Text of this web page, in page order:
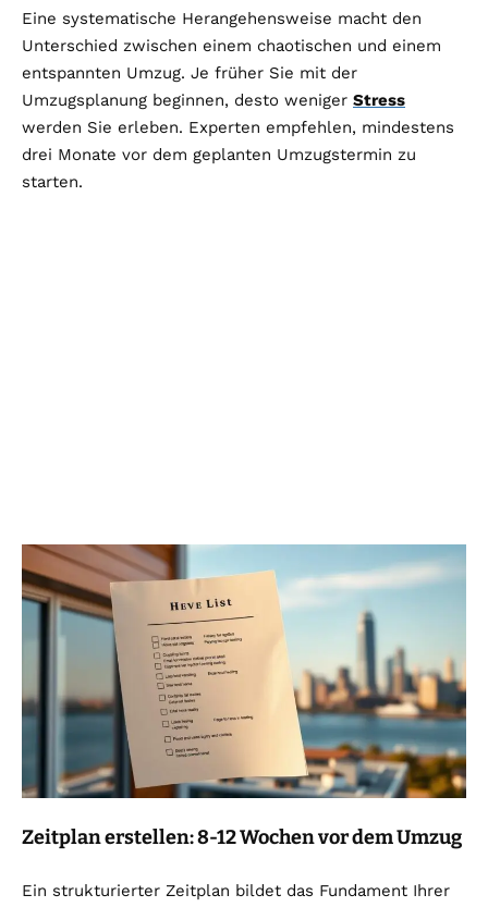
Eine systematische Herangehensweise macht den
Unterschied zwischen einem chaotischen und einem
entspannten Umzug. Je früher Sie mit der
Umzugsplanung beginnen, desto weniger Stress
werden Sie erleben. Experten empfehlen, mindestens
drei Monate vor dem geplanten Umzugstermin zu
starten.
Zeitplan erstellen: 8-12 Wochen vor dem Umzug
Ein strukturierter Zeitplan bildet das Fundament Ihrer